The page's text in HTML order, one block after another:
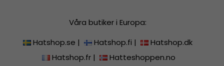
Våra butiker i Europa:
Hatshop.se | Hatshop.fi |
Hatshop.dk
Hatshop.fr|
Hatteshoppen.no